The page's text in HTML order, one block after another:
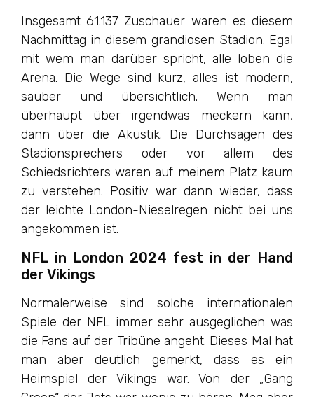
Insgesamt 61.137 Zuschauer waren es diesem
Nachmittag in diesem grandiosen Stadion. Egal
mit wem man darüber spricht, alle loben die
Arena. Die Wege sind kurz, alles ist modern,
sauber und übersichtlich. Wenn man
überhaupt über irgendwas meckern kann,
dann über die Akustik. Die Durchsagen des
Stadionsprechers oder vor allem des
Schiedsrichters waren auf meinem Platz kaum
zu verstehen. Positiv war dann wieder, dass
der leichte London-Nieselregen nicht bei uns
angekommen ist.
NFL in London 2024 fest in der Hand
der Vikings
Normalerweise sind solche internationalen
Spiele der NFL immer sehr ausgeglichen was
die Fans auf der Tribüne angeht. Dieses Mal hat
man aber deutlich gemerkt, dass es ein
Heimspiel der Vikings war. Von der „Gang